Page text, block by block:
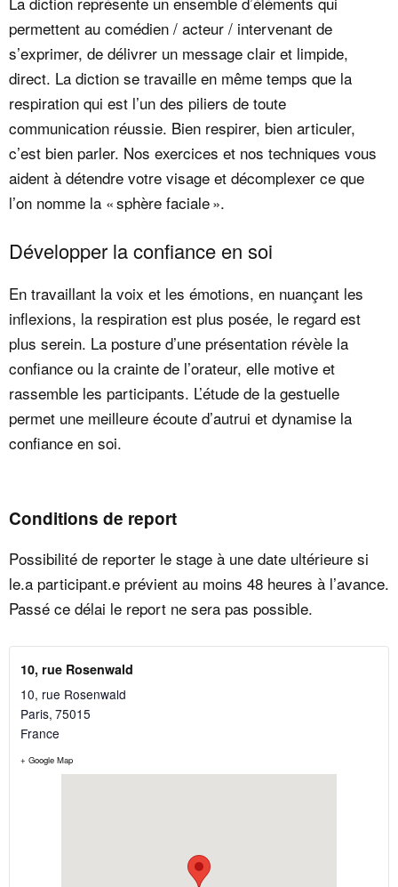
permettent au comédien / acteur / intervenant de
s’exprimer, de délivrer un message clair et limpide,
direct. La diction se travaille en même temps que la
respiration qui est l’un des piliers de toute
communication réussie. Bien respirer, bien articuler,
c’est bien parler. Nos exercices et nos techniques vous
aident à détendre votre visage et décomplexer ce que
l’on nomme la « sphère faciale ».
Développer la confiance en soi
En travaillant la voix et les émotions, en nuançant les
inflexions, la respiration est plus posée, le regard est
plus serein. La posture d’une présentation révèle la
confiance ou la crainte de l’orateur, elle motive et
rassemble les participants. L’étude de la gestuelle
permet une meilleure écoute d’autrui et dynamise la
confiance en soi.
Conditions de report
Possibilité de reporter le stage à une date ultérieure si
le.a participant.e prévient au moins 48 heures à l’avance.
Passé ce délai le report ne sera pas possible.
10, rue Rosenwald
10, rue Rosenwald
Paris, 75015
France
+ Google Map